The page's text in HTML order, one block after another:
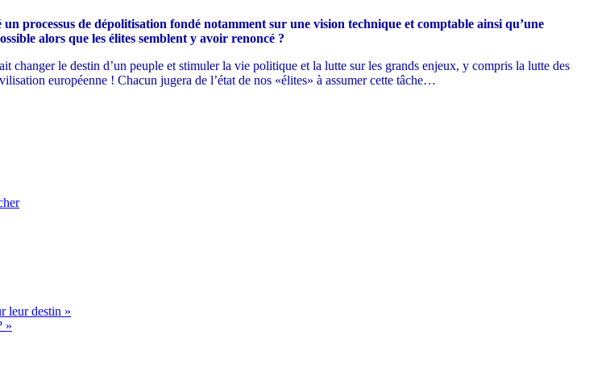
processus de dépolitisation fondé notamment sur une vision technique et comptable ainsi qu’une
alors que les élites semblent y avoir renoncé ?
changer le destin d’un peuple et stimuler la vie politique et la lutte sur les grands enjeux, y compris la lutte des
européenne ! Chacun jugera de l’état de nos «élites» à assumer cette tâche…
leur destin »
»